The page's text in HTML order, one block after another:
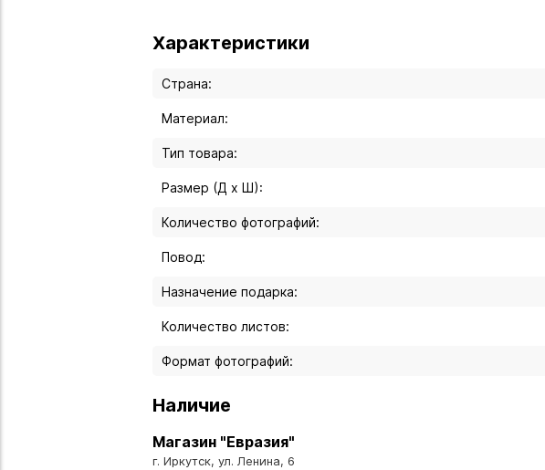
Характеристики
Страна:
Материал:
Тип товара:
Размер (Д х Ш):
Количество фотографий:
Повод:
Назначение подарка:
Количество листов:
Формат фотографий:
Наличие
Магазин "Евразия"
г. Иркутск, ул. Ленина, 6